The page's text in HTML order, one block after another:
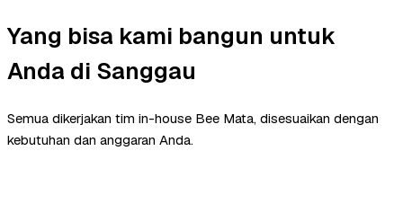
Yang bisa kami bangun untuk
Anda di Sanggau
Semua dikerjakan tim in-house Bee Mata, disesuaikan dengan
kebutuhan dan anggaran Anda.